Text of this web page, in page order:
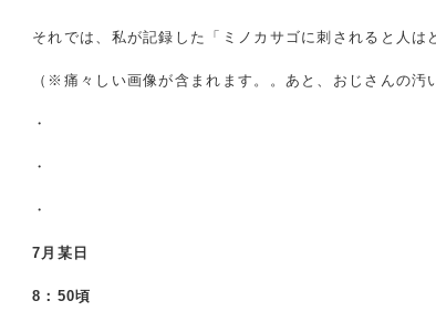
それでは、私が記録した「ミノカサゴに刺されると人は
（※痛々しい画像が含まれます。。あと、おじさんの汚
・
・
・
7月某日
8：50頃